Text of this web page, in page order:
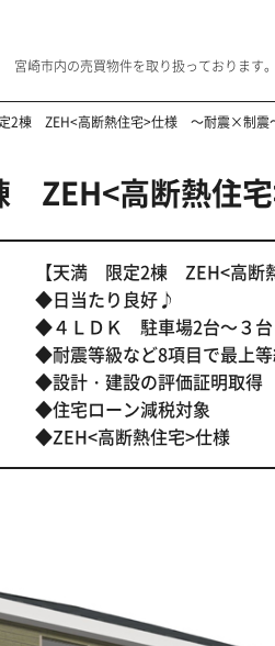
宮崎市内の売買物件を取り扱っております
番
2棟 ZEH<高断熱住宅>仕様 ～耐震×制震
ZEH<高断熱住
【天満 限定2棟 ZEH<高断
◆日当たり良好♪
◆４ＬＤＫ 駐車場2台～３台
◆耐震等級など8項目で最上
◆設計・建設の評価証明取
◆住宅ローン減税対象
◆ZEH<高断熱住宅>仕様